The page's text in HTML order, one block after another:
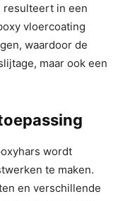
resulteert in een
vloercoating
waardoor de
maar ook een
wordt
te maken.
en verschillende